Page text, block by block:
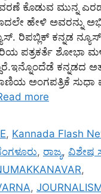
ಕೊಡುವ ಮುನ್ನ
ಹೇಳಿ ಅವರನ್ನು
ರಿಪಬ್ಲಿಕ್ ಕನ್ನಡ
ಪತ್ರಕರ್ತೆ ಶೋಭಾ
ಕನ್ನಡದ
ಅಂಗಪತ್ರಿಕೆ ಸುಧಾ
more
, Kannada Flash
, ರಾಜ್ಯ, ವಿಶೇಷ
,
,